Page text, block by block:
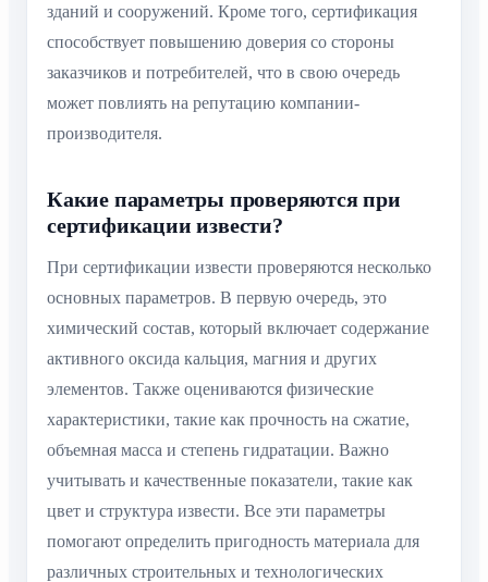
зданий и сооружений. Кроме того, сертификация
способствует повышению доверия со стороны
заказчиков и потребителей, что в свою очередь
может повлиять на репутацию компании-
производителя.
Какие параметры проверяются при
сертификации извести?
При сертификации извести проверяются несколько
основных параметров. В первую очередь, это
химический состав, который включает содержание
активного оксида кальция, магния и других
элементов. Также оцениваются физические
характеристики, такие как прочность на сжатие,
объемная масса и степень гидратации. Важно
учитывать и качественные показатели, такие как
цвет и структура извести. Все эти параметры
помогают определить пригодность материала для
различных строительных и технологических